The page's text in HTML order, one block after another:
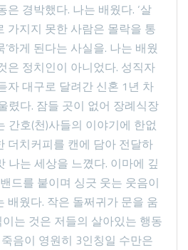
은 경박했다. 나는 배웠다. ‘살
가지지 못한 사람은 몰락을 통
하게 된다는 사실을. 나는 배웠
은 정치인이 아니었다. 성직자
자 대구로 달려간 신혼 1년 차
렸다. 잠들 곳이 없어 장례식장
간호(천)사들의 이야기에 한없
더치커피를 캔에 담아 전달하
나는 세상을 느꼈다. 이마에 깊
드를 붙이며 싱긋 웃는 웃음이
배웠다. 작은 돌쩌귀가 문을 움
는 것은 저들의 살아있는 행동
음이 영원히 3인칭일 수만은